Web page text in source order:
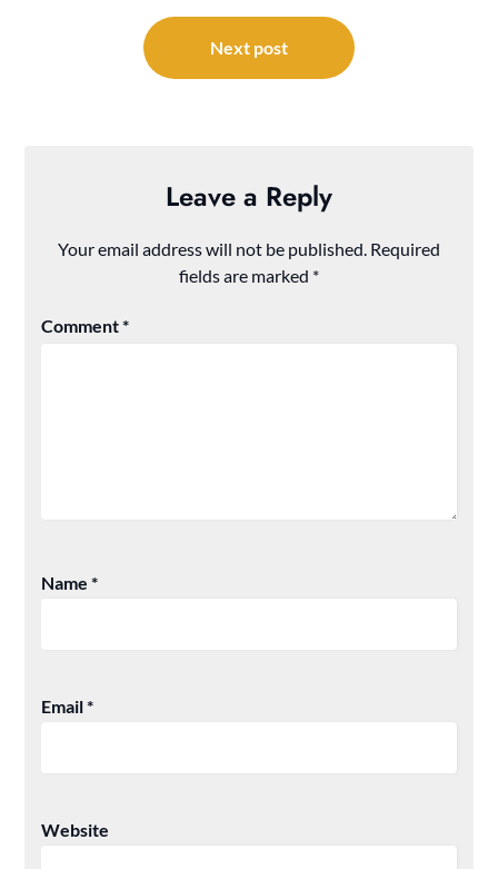
Next post
Leave a Reply
Your email address will not be published. Required
fields are marked *
Comment*
Name*
Email*
Website